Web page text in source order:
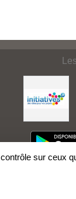
sur ceux